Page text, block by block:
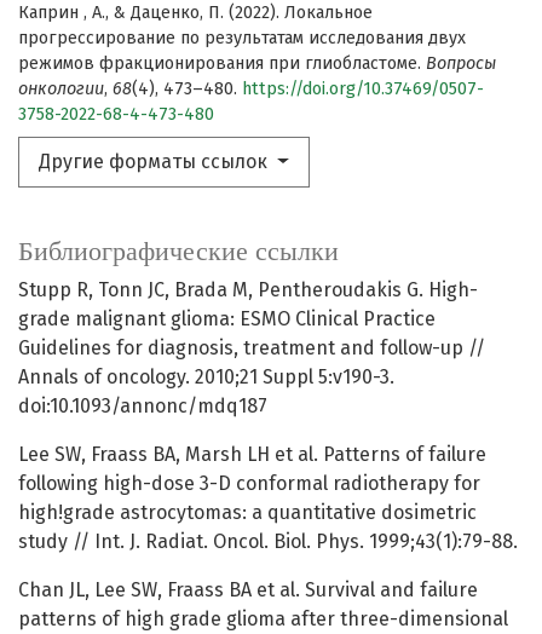
Каприн , А., & Даценко, П. (2022). Локальное
прогрессирование по результатам исследования двух
режимов фракционирования при глиобластоме. Вопросы
онкологии, 68(4), 473–480. https://doi.org/10.37469/0507-
3758-2022-68-4-473-480
Другие форматы ссылок
Библиографические ссылки
Stupp R, Tonn JC, Brada M, Pentheroudakis G. High-
grade malignant glioma: ESMO Clinical Practice
Guidelines for diagnosis, treatment and follow-up //
Annals of oncology. 2010;21 Suppl 5:v190-3.
doi:10.1093/annonc/mdq187
Lee SW, Fraass BA, Marsh LH et al. Patterns of failure
following high-dose 3-D conformal radiotherapy for
high!grade astrocytomas: a quantitative dosimetric
study // Int. J. Radiat. Oncol. Biol. Phys. 1999;43(1):79-88.
Chan JL, Lee SW, Fraass BA et al. Survival and failure
patterns of high grade glioma after three-dimensional